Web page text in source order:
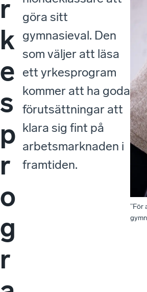
r
k
e
s
p
r
o
g
r
göra sitt
gymnasieval. Den
som väljer att läsa
ett yrkesprogram
kommer att ha goda
förutsättningar att
klara sig fint på
arbetsmarknaden i
framtiden.
”För